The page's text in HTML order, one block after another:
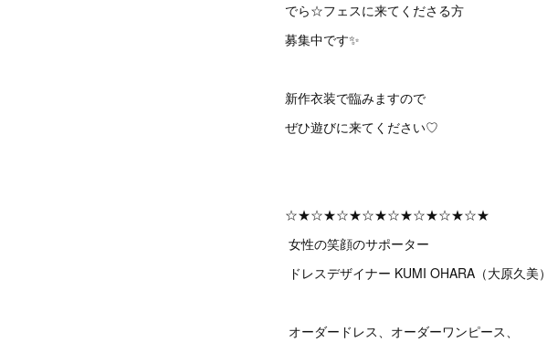
でら☆フェスに来てくださる方
募集中です✨
新作衣装で臨みますので
ぜひ遊びに来てください♡
☆★☆★☆★☆★☆★☆★☆★☆★
女性の笑顔のサポーター
ドレスデザイナー KUMI OHARA（大原久美）
オーダードレス、オーダーワンピース、